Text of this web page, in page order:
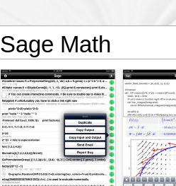
Sage Math